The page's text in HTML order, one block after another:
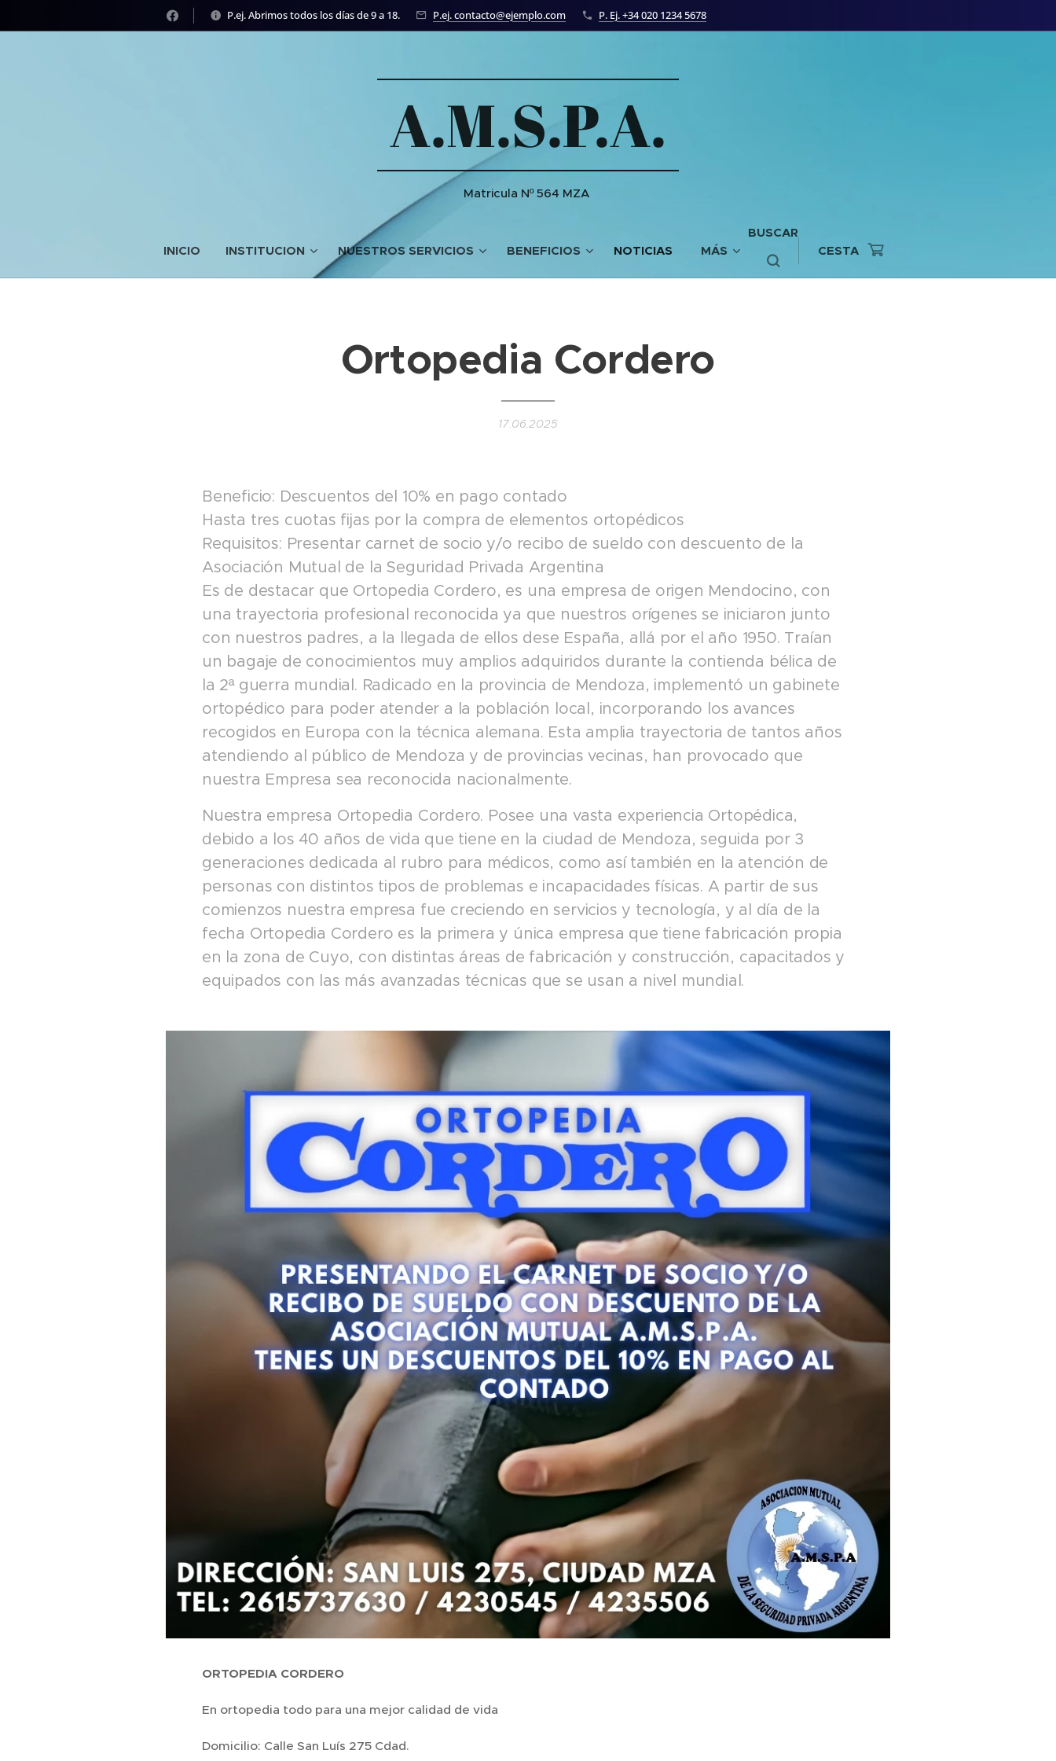
P.ej. Abrimos todos los días de 9 a 18. P.ej. contacto@ejemplo.com P. Ej. +34 020 1234 5678
A.M.S.P.A.
Matricula Nº 564 MZA
INICIO INSTITUCION NUESTROS SERVICIOS BENEFICIOS NOTICIAS MÁS
BUSCAR
CESTA
Ortopedia Cordero
17.06.2025
Beneficio: Descuentos del 10% en pago contado
Hasta tres cuotas fijas por la compra de elementos ortopédicos
Requisitos: Presentar carnet de socio y/o recibo de sueldo con descuento de la
Asociación Mutual de la Seguridad Privada Argentina
Es de destacar que Ortopedia Cordero, es una empresa de origen Mendocino, con
una trayectoria profesional reconocida ya que nuestros orígenes se iniciaron junto
con nuestros padres, a la llegada de ellos dese España, allá por el año 1950. Traían
un bagaje de conocimientos muy amplios adquiridos durante la contienda bélica de
la 2ª guerra mundial. Radicado en la provincia de Mendoza, implementó un gabinete
ortopédico para poder atender a la población local, incorporando los avances
recogidos en Europa con la técnica alemana. Esta amplia trayectoria de tantos años
atendiendo al público de Mendoza y de provincias vecinas, han provocado que
nuestra Empresa sea reconocida nacionalmente.
Nuestra empresa Ortopedia Cordero. Posee una vasta experiencia Ortopédica,
debido a los 40 años de vida que tiene en la ciudad de Mendoza, seguida por 3
generaciones dedicada al rubro para médicos, como así también en la atención de
personas con distintos tipos de problemas e incapacidades físicas. A partir de sus
comienzos nuestra empresa fue creciendo en servicios y tecnología, y al día de la
fecha Ortopedia Cordero es la primera y única empresa que tiene fabricación propia
en la zona de Cuyo, con distintas áreas de fabricación y construcción, capacitados y
equipados con las más avanzadas técnicas que se usan a nivel mundial.
ORTOPEDIA CORDERO
En ortopedia todo para una mejor calidad de vida
Domicilio: Calle San Luís 275 Cdad.